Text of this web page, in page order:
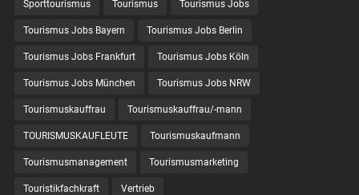
Sporttourismus Tourismus Tourismus Jobs
Tourismus Jobs Bayern Tourismus Jobs Berlin
Tourismus Jobs Frankfurt Tourismus Jobs Köln
Tourismus Jobs München Tourismus Jobs NRW
Tourismuskauffrau Tourismuskauffrau/-mann
TOURISMUSKAUFLEUTE Tourismuskaufmann
Tourismusmanagement Tourismusmarketing
Touristikfachkraft Vertrieb